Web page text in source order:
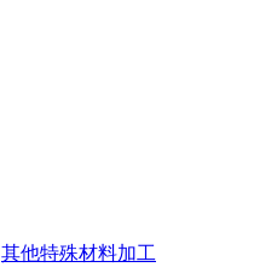
其他特殊材料加工